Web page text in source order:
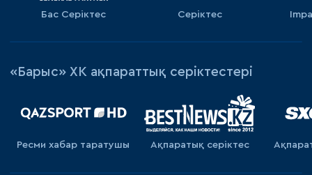
Бас Серіктес Серіктес
«Барыс» ХК ақпараттық серіктестері
Ресми хабар таратушы Ақпаратық серiктес